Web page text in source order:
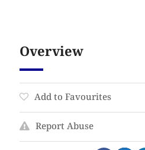
Overview
Add to Favourites
Report Abuse